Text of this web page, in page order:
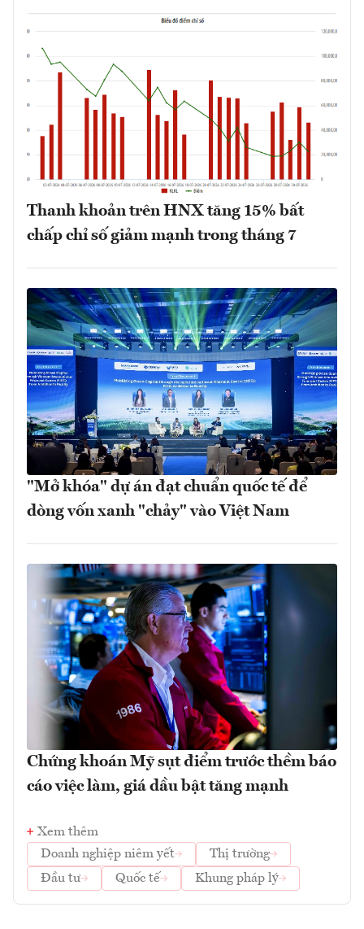
Thanh khoản trên HNX tăng 15% bất
chấp chỉ số giảm mạnh trong tháng 7
"Mở khóa" dự án đạt chuẩn quốc tế để
dòng vốn xanh "chảy" vào Việt Nam
Chứng khoán Mỹ sụt điểm trước thềm báo
cáo việc làm, giá dầu bật tăng mạnh
Xem thêm
Doanh nghiệp niêm yết
Thị trường
Đầu tư
Quốc tế Khung pháp lý